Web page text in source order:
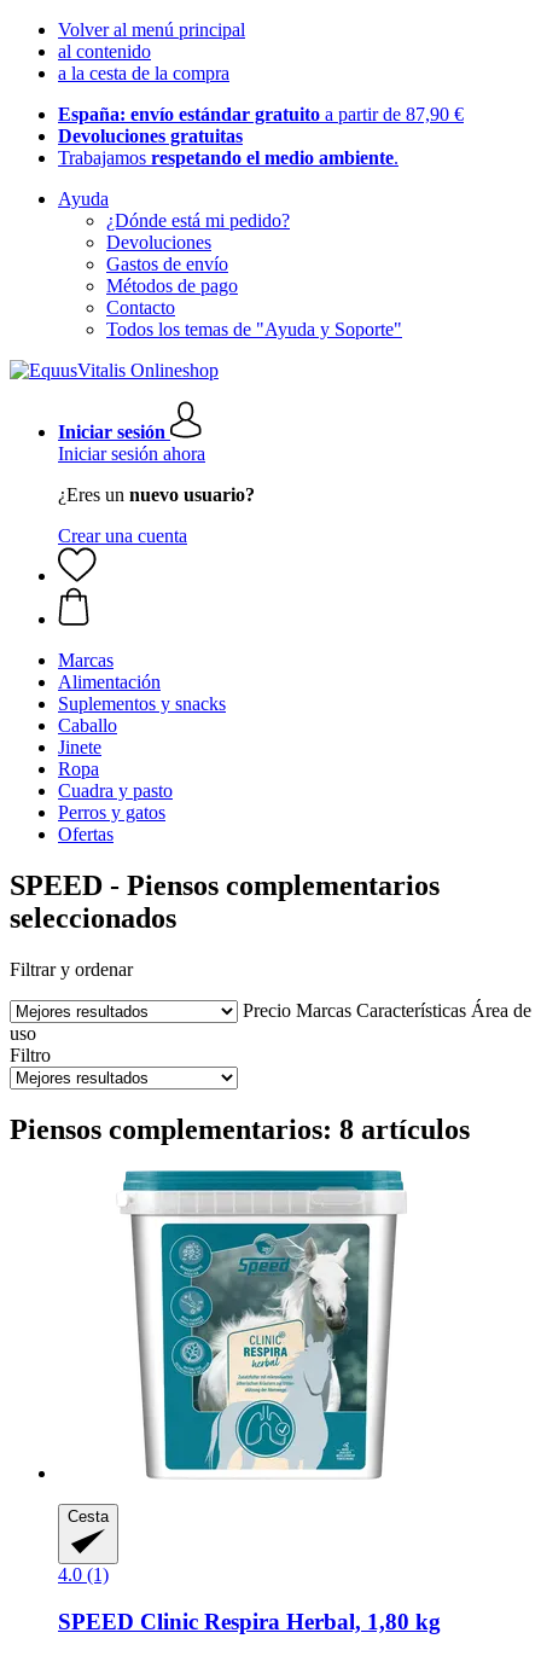
Volver al menú principal
al contenido
a la cesta de la compra
España: envío estándar gratuito a partir de 87,90 €
Devoluciones gratuitas
Trabajamos respetando el medio ambiente.
Ayuda
¿Dónde está mi pedido?
Devoluciones
Gastos de envío
Métodos de pago
Contacto
Todos los temas de "Ayuda y Soporte"
Iniciar sesión
Iniciar sesión ahora
¿Eres un nuevo usuario?
Crear una cuenta
Marcas
Alimentación
Suplementos y snacks
Caballo
Jinete
Ropa
Cuadra y pasto
Perros y gatos
Ofertas
SPEED - Piensos complementarios
seleccionados
Filtrar y ordenar
Precio Marcas Características Área de
uso
Filtro
Piensos complementarios: 8 artículos
Cesta
4.0 (1)
SPEED Clinic Respira Herbal, 1,80 kg